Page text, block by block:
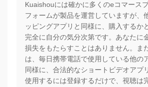
Kuaishouには確かに多くのeコマース
フォームが製品を運営していますが、
ッピングアプリと同様に、購入するか
完全に自分の気分次第です。あなたに
損失をもたらすことはありません。ま
は、毎日携帯電話で使用している他の
同様に、合法的なショートビデオアプ
使用するには登録するだけで、視聴は